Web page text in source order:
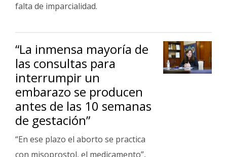
falta de imparcialidad.
“La inmensa mayoría de
las consultas para
interrumpir un
embarazo se producen
antes de las 10 semanas
de gestación”
“En ese plazo el aborto se practica
con misoprostol, el medicamento”,